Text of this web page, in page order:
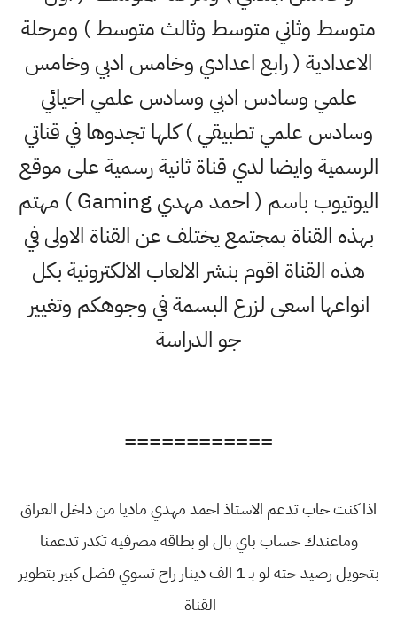
متوسط وثاني متوسط وثالث متوسط ) ومرحلة
الاعدادية ( رابع اعدادي وخامس ادبي وخامس
علمي وسادس ادبي وسادس علمي احيائي
وسادس علمي تطبيقي ) كلها تجدوها في قناتي
الرسمية وايضا لدي قناة ثانية رسمية على موقع
اليوتيوب باسم ( احمد مهدي Gaming ) مهتم
بهذه القناة بمجتمع يختلف عن القناة الاولى في
هذه القناة اقوم بنشر الالعاب الالكترونية بكل
انواعها اسعى لزرع البسمة في وجوهكم وتغيير
جو الدراسة
============
اذا كنت حاب تدعم الاستاذ احمد مهدي ماديا من داخل العراق
وماعندك حساب باي بال او بطاقة مصرفية تكدر تدعمنا
بتحويل رصيد حته لو بـ 1 الف دينار راح تسوي فضل كبير بتطوير
القناة